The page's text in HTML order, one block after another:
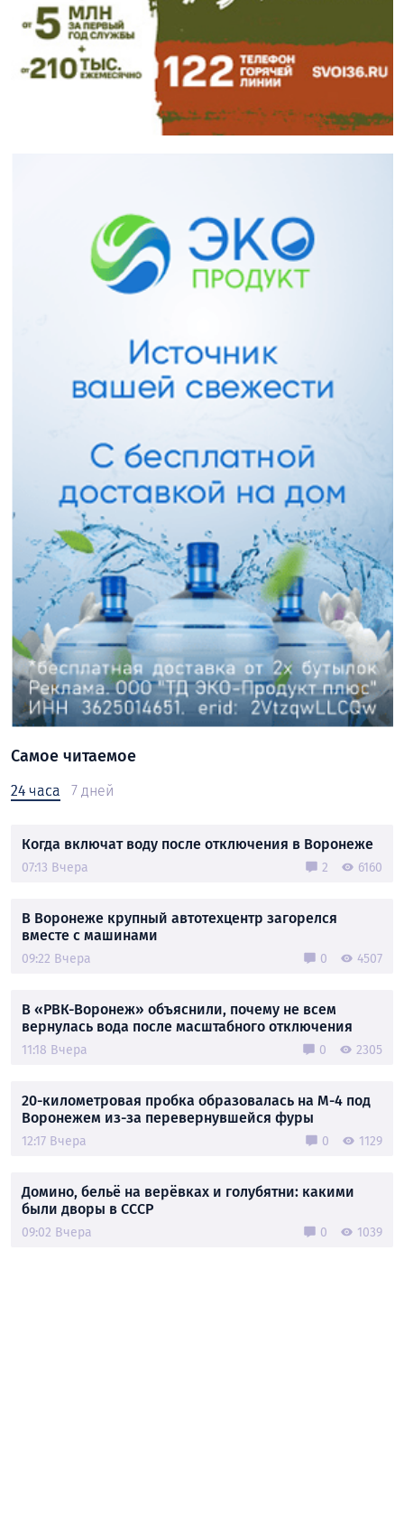
Самое читаемое
24 часа 7 дней
Когда включат воду после отключения в Воронеже
07:13 Вчера 2 6160
В Воронеже крупный автотехцентр загорелся
вместе с машинами
09:22 Вчера 0 4507
В «РВК-Воронеж» объяснили, почему не всем
вернулась вода после масштабного отключения
11:18 Вчера 0 2305
20-километровая пробка образовалась на М-4 под
Воронежем из-за перевернувшейся фуры
12:17 Вчера 0 1129
Домино, бельё на верёвках и голубятни: какими
были дворы в СССР
09:02 Вчера 0 1039